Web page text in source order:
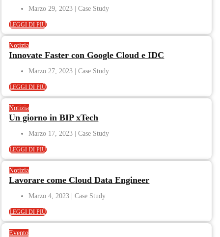
Marzo 29, 2023
LEGGI DI PIÙ
Notizia
Innovate Faster con Google Cloud e IDC
Marzo 27, 2023
LEGGI DI PIÙ
Notizia
Un giorno in BIP xTech
Marzo 17, 2023
LEGGI DI PIÙ
Notizia
Lavorare come Cloud Data Engineer
Marzo 4, 2023
LEGGI DI PIÙ
Evento